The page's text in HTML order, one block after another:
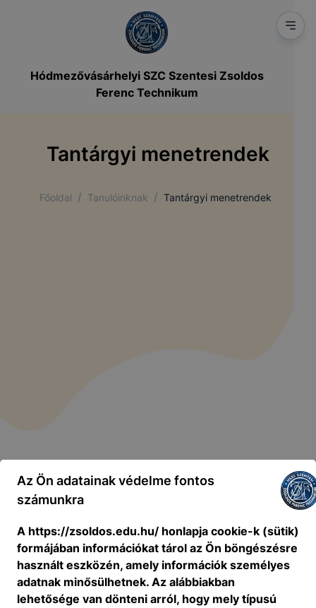
Hódmezővásárhelyi SZC Szentesi Zsoldos
Ferenc Technikum
Tantárgyi menetrendek
Főoldal / Tanulóinknak / Tantárgyi menetrendek
Az Ön adatainak védelme fontos
számunkra
A https://zsoldos.edu.hu/ honlapja cookie-k (sütik)
formájában információkat tárol az Ön böngészésre
használt eszközén, amely információk személyes
adatnak minősülhetnek. Az alábbiakban
lehetősége van dönteni arról, hogy mely típusú